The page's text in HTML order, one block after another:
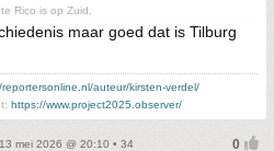
Rico is op Zuid.
maar goed dat is Tilburg
auteur/kirsten-verdel/
https://www.project2025.observer/
mei 2026 @ 20:10 • 34